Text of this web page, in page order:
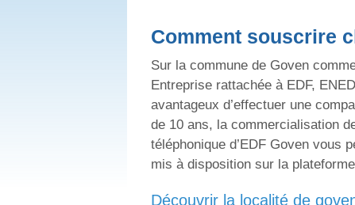
Comment souscrire
Sur la commune de Goven
Entreprise rattachée à EDF,
avantageux d’effectuer une
de 10 ans, la commercialisation
téléphonique d’EDF Goven vous
mis à disposition sur la
découvrir la localité de